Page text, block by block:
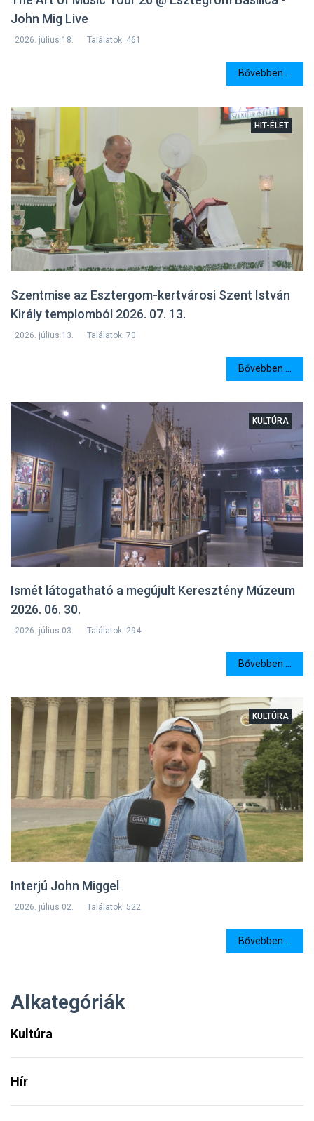
John Mig Live
2026. július 18. Találatok: 461
Bővebben ...
Szentmise az Esztergom-kertvárosi Szent István
Király templomból 2026. 07. 13.
HIT-ÉLET
2026. július 13. Találatok: 70
Bővebben ...
Ismét látogatható a megújult Keresztény Múzeum
2026. 06. 30.
KULTÚRA
2026. július 03. Találatok: 294
Bővebben ...
Interjú John Miggel
KULTÚRA
2026. július 02. Találatok: 522
Bővebben ...
Alkategóriák
Kultúra
Hír